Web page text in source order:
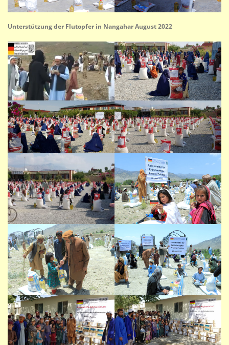
Unterstützung der Flutopfer in Nangahar August 2022